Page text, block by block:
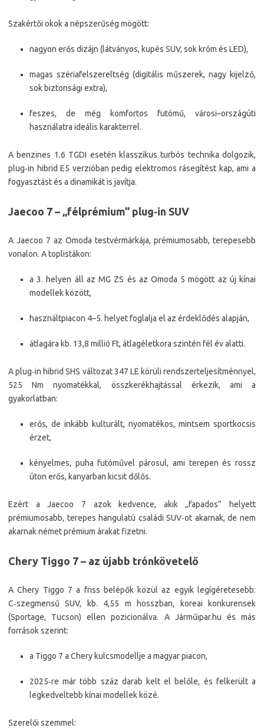
Szakértői okok a népszerűség mögött:
nagyon erős dizájn (látványos, kupés SUV, sok króm és LED),
magas szériafelszereltség (digitális műszerek, nagy kijelző,
sok biztonsági extra),
feszes, de még komfortos futómű, városi–országúti
használatra ideális karakterrel.​
A benzines 1.6 TGDI esetén klasszikus turbós technika dolgozik,
plug‑in hibrid E5 verzióban pedig elektromos rásegítést kap, ami a
fogyasztást és a dinamikát is javítja.
Jaecoo 7 – „félprémium” plug‑in SUV
A Jaecoo 7 az Omoda testvérmárkája, prémiumosabb, terepesebb
vonalon. A toplistákon:
a 3. helyen áll az MG ZS és az Omoda 5 mögött az új kínai
modellek között,​
használtpiacon 4–5. helyet foglalja el az érdeklődés alapján,​
átlagára kb. 13,8 millió Ft, átlagéletkora szintén fél év alatti.​
A plug‑in hibrid SHS változat 347 LE körüli rendszerteljesítménnyel,
525 Nm nyomatékkal, összkerékhajtással érkezik, ami a
gyakorlatban:
erős, de inkább kulturált, nyomatékos, mintsem sportkocsis
érzet,
kényelmes, puha futóművel párosul, ami terepen és rossz
úton erős, kanyarban kicsit dőlős.​
Ezért a Jaecoo 7 azok kedvence, akik „fapados” helyett
prémiumosabb, terepes hangulatú családi SUV‑ot akarnak, de nem
akarnak német prémium árakat fizetni.
Chery Tiggo 7 – az újabb trónkövetelő
A Chery Tiggo 7 a friss belépők közül az egyik legígéretesebb:
C‑szegmensű SUV, kb. 4,55 m hosszban, koreai konkurensek
(Sportage, Tucson) ellen pozicionálva. A Járműipar.hu és más
források szerint:​
a Tiggo 7 a Chery kulcsmodellje a magyar piacon,
2025‑re már több száz darab kelt el belőle, és felkerült a
legkedveltebb kínai modellek közé.​
Szerelői szemmel: